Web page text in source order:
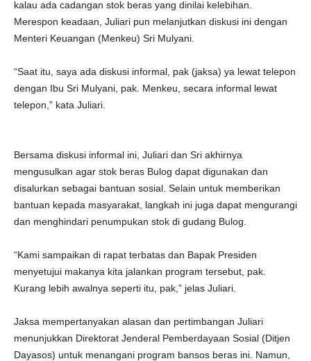
kalau ada cadangan stok beras yang dinilai kelebihan.
Merespon keadaan, Juliari pun melanjutkan diskusi ini dengan
Menteri Keuangan (Menkeu) Sri Mulyani.
“Saat itu, saya ada diskusi informal, pak (jaksa) ya lewat telepon
dengan Ibu Sri Mulyani, pak. Menkeu, secara informal lewat
telepon,” kata Juliari.
Bersama diskusi informal ini, Juliari dan Sri akhirnya
mengusulkan agar stok beras Bulog dapat digunakan dan
disalurkan sebagai bantuan sosial. Selain untuk memberikan
bantuan kepada masyarakat, langkah ini juga dapat mengurangi
dan menghindari penumpukan stok di gudang Bulog.
“Kami sampaikan di rapat terbatas dan Bapak Presiden
menyetujui makanya kita jalankan program tersebut, pak.
Kurang lebih awalnya seperti itu, pak,” jelas Juliari.
Jaksa mempertanyakan alasan dan pertimbangan Juliari
menunjukkan Direktorat Jenderal Pemberdayaan Sosial (Ditjen
Dayasos) untuk menangani program bansos beras ini. Namun,